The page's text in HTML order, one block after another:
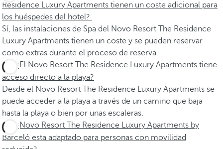
Residence Luxury Apartments tienen un coste adicional para
los huéspedes del hotel?
Sí, las instalaciones de Spa del Novo Resort The Residence
Luxury Apartments tienen un coste y se pueden reservar
como extras durante el proceso de reserva.
¿El Novo Resort The Residence Luxury Apartments tiene
acceso directo a la playa?
Desde el Novo Resort The Residence Luxury Apartments se
puede acceder a la playa a través de un camino que baja
hasta la playa o bien por unas escaleras.
¿Novo Resort The Residence Luxury Apartments by
Barceló esta adaptado para personas con movilidad